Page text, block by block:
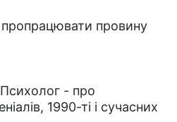
провину
Психолог - про
1990-ті і сучасних